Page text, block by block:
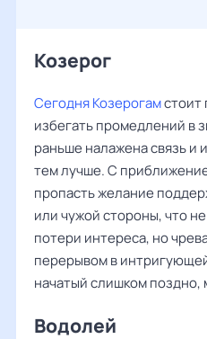
Козерог
Сегодня Козерогамстоит
избегать промедлений в
раньше налажена связь и
тем лучше. С
пропасть желание
или чужой стороны, что
потери интереса, но
перерывом в
начатый слишком поздно,
Водолей